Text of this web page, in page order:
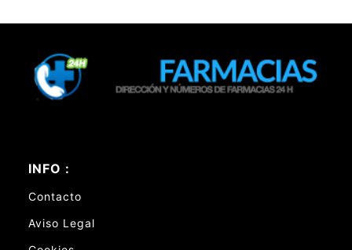
INFO :
Contacto
Aviso Legal